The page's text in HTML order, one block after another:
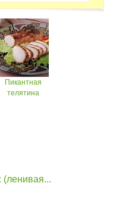
Пикантная
телятина